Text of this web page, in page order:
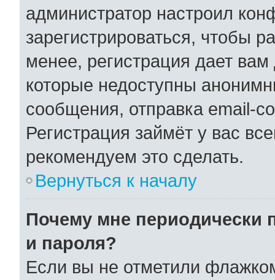
администратор настроил
зарегистрироваться, чтобы
менее, регистрация дает
которые недоступны
сообщения, отправка email-
Регистрация займёт у вас
рекомендуем это сделать.
Вернуться к началу
Почему мне периодически
и пароля?
Если вы не отметили